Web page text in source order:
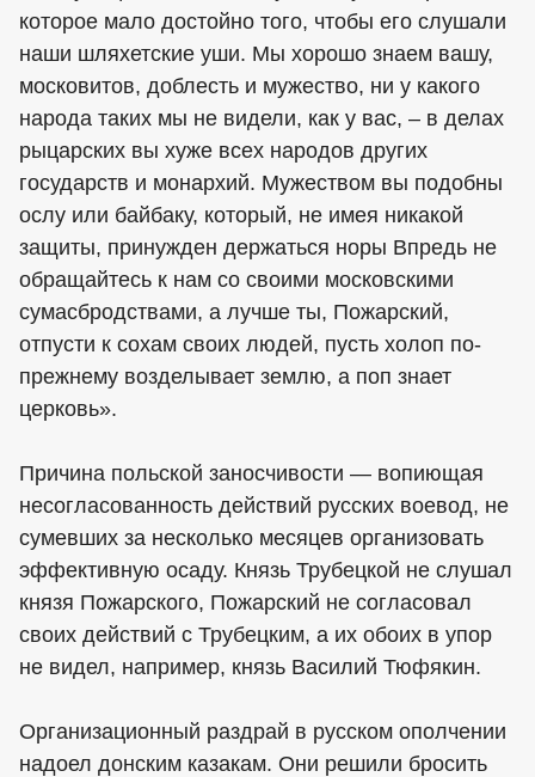
которое мало достойно того, чтобы его слушали
наши шляхетские уши. Мы хорошо знаем вашу,
московитов, доблесть и мужество, ни у какого
народа таких мы не видели, как у вас, – в делах
рыцарских вы хуже всех народов других
государств и монархий. Мужеством вы подобны
ослу или байбаку, который, не имея никакой
защиты, принужден держаться норы Впредь не
обращайтесь к нам со своими московскими
сумасбродствами, а лучше ты, Пожарский,
отпусти к сохам своих людей, пусть холоп по-
прежнему возделывает землю, а поп знает
церковь».
Причина польской заносчивости — вопиющая
несогласованность действий русских воевод, не
сумевших за несколько месяцев организовать
эффективную осаду. Князь Трубецкой не слушал
князя Пожарского, Пожарский не согласовал
своих действий с Трубецким, а их обоих в упор
не видел, например, князь Василий Тюфякин.
Организационный раздрай в русском ополчении
надоел донским казакам. Они решили бросить